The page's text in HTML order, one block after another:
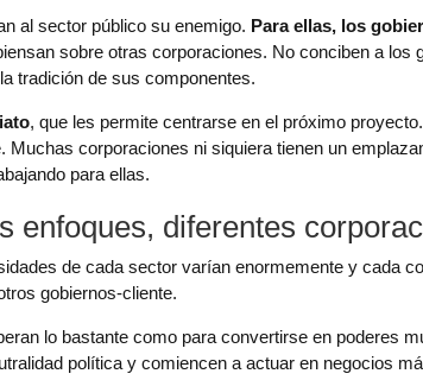
al sector público su enemigo. Para ellas, los
sobre otras corporaciones. No conciben a
tradición de sus componentes.
, que les permite centrarse en el próximo
corporaciones ni siquiera tienen un
para ellas.
enfoques, diferentes
de cada sector varían enormemente y cada
gobiernos-cliente.
lo bastante como para convertirse en poderes
política y comiencen a actuar en negocios